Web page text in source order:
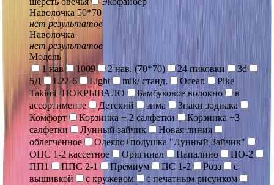
Наволочка 50*70
нет результатов
Наволочка
нет результатов
Модель
1 нав
1009 2 нав. (70*70) 24 пиковки
3d
5Д
L22-6 Light mik/ станд. Ocean
Pike
Takimi+ПОКРЫВАЛО
Бамбуковое волокно
в
ассортименте
Детский зима
Знаки зодиака
Комфорт
Корзинка + 2 салфетки
Корзинка +3
салфетки
Лунный зайчик
Новая линия
облегченное
Одеяло+подушка "Лунный Зайчик"
ОПС 1-2 кассетное
Оригинал Папалино
ПО-2
ПП1
ППС 2-1 Премиум ПС 1-2 Роза
с
вышивкой
с кружевом
с печатным рисунком